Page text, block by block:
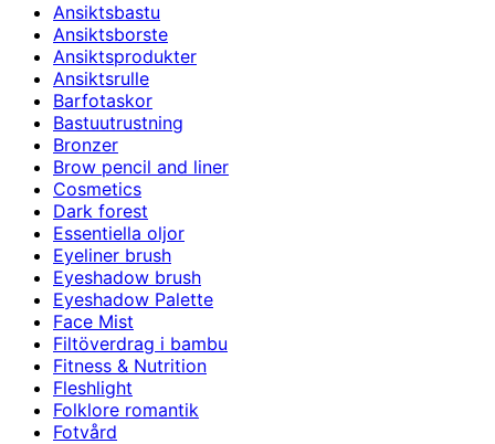
Ansiktsbastu
Ansiktsborste
Ansiktsprodukter
Ansiktsrulle
Barfotaskor
Bastuutrustning
Bronzer
Brow pencil and liner
Cosmetics
Dark forest
Essentiella oljor
Eyeliner brush
Eyeshadow brush
Eyeshadow Palette
Face Mist
Filtöverdrag i bambu
Fitness & Nutrition
Fleshlight
Folklore romantik
Fotvård